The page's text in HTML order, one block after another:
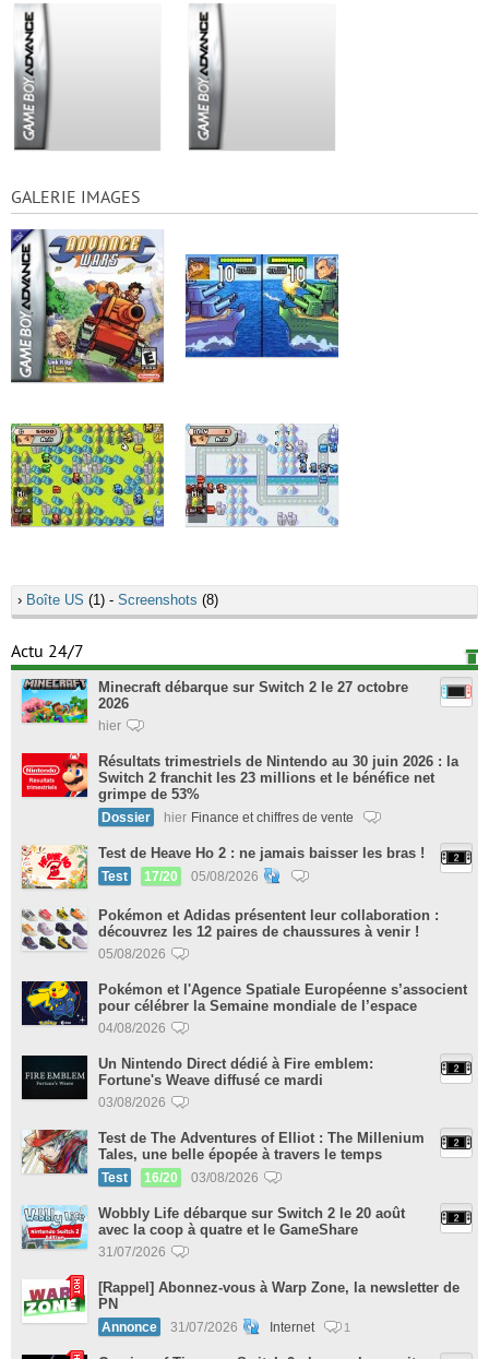
GALERIE IMAGES
› Boîte US (1) - Screenshots (8)
Actu 24/7
Minecraft débarque sur Switch 2 le 27 octobre
2026
hier
Résultats trimestriels de Nintendo au 30 juin 2026 : la
Switch 2 franchit les 23 millions et le bénéfice net
grimpe de 53%
Dossier hier Finance et chiffres de vente
Test de Heave Ho 2 : ne jamais baisser les bras !
Test 17/20 05/08/2026
Pokémon et Adidas présentent leur collaboration :
découvrez les 12 paires de chaussures à venir !
05/08/2026
Pokémon et l'Agence Spatiale Européenne s’associent
pour célébrer la Semaine mondiale de l’espace
04/08/2026
Un Nintendo Direct dédié à Fire emblem:
Fortune's Weave diffusé ce mardi
03/08/2026
Test de The Adventures of Elliot : The Millenium
Tales, une belle épopée à travers le temps
Test 16/20 03/08/2026
Wobbly Life débarque sur Switch 2 le 20 août
avec la coop à quatre et le GameShare
31/07/2026
[Rappel] Abonnez-vous à Warp Zone, la newsletter de
PN
Annonce 31/07/2026 Internet 1